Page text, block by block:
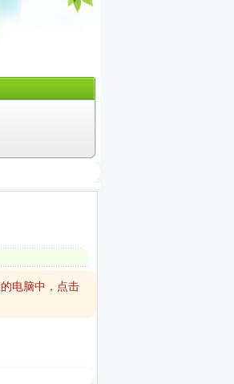
电脑中，点击